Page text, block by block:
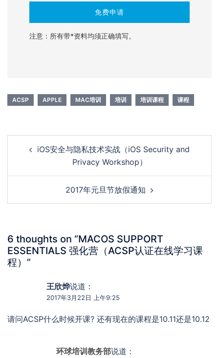
注意：所有带*资料均须正确填写。
ACSP APPLE MAC培训 培训 培训课程 课程
navigation
iOS安全与隐私技术实战（iOS Security and
Privacy Workshop）
2017年元旦节放假通知
6 thoughts on “MACOS SUPPORT
ESSENTIALS 强化营（ACSP认证在线学习课
程） ”
王欣烨说道：
2017年3月22日 上午9:25
请问ACSP什么时候开课? 还有现在的课程是10.11还是10.12
环球培训教务部说道：